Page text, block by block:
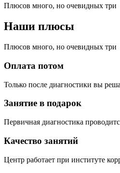
Плюсов много, но очевидных три
Наши плюсы
Плюсов много, но очевидных три
Оплата потом
Только после диагностики вы
Занятие в подарок
Первичная диагностика
Качество занятий
Центр работает при институте